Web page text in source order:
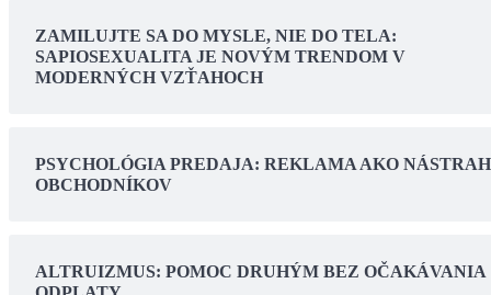
ZAMILUJTE SA DO MYSLE, NIE DO TELA:
SAPIOSEXUALITA JE NOVÝM TRENDOM V
MODERNÝCH VZŤAHOCH
PSYCHOLÓGIA PREDAJA: REKLAMA AKO
OBCHODNÍKOV
ALTRUIZMUS: POMOC DRUHÝM BEZ OČAKÁVANIA